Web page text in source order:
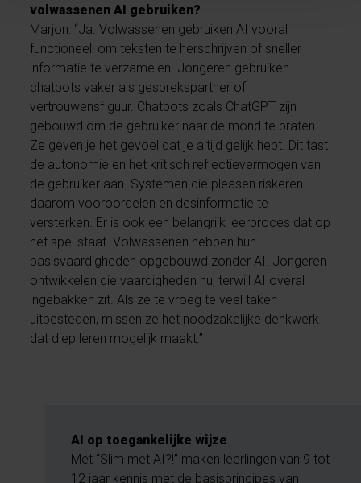
volwassenen AI gebruiken?
Marjon: “Ja. Volwassenen gebruiken AI vooral
functioneel: om teksten te herschrijven of sneller
informatie te verzamelen. Jongeren gebruiken
chatbots vaker als gesprekspartner of
vertrouwensfiguur. Chatbots zoals ChatGPT zijn
gebouwd om de gebruiker naar de mond te praten.
Ze geven je het gevoel dat je altijd gelijk hebt. Dit tast
de autonomie en het kritisch reflectievermogen van
de gebruiker aan. Systemen die pleasen riskeren
daarom vooroordelen en desinformatie te
versterken. Er is ook een belangrijk leerproces dat op
het spel staat. Volwassenen hebben hun
basisvaardigheden opgebouwd zonder AI. Jongeren
ontwikkelen die vaardigheden nu, terwijl AI overal
ingebakken zit. Als ze te vroeg te veel taken
uitbesteden, missen ze het noodzakelijke denkwerk
dat diep leren mogelijk maakt.”
AI op toegankelijke wijze
Met “Slim met AI?!” maken leerlingen van 9 tot
12 jaar kennis met de basisprincipes van